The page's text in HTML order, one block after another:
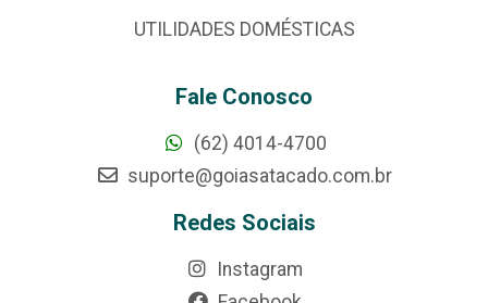
UTILIDADES DOMÉSTICAS
Fale Conosco
(62) 4014-4700
suporte@goiasatacado.com.br
Redes Sociais
Instagram